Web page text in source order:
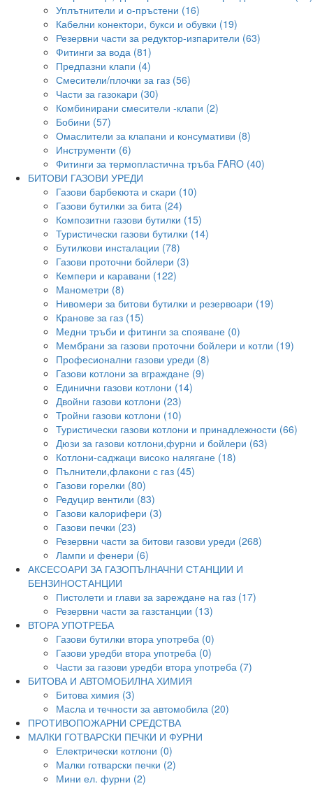
Уплътнители и о-пръстени (16)
Кабелни конектори, букси и обувки (19)
Резервни части за редуктор-изпарители (63)
Фитинги за вода (81)
Предпазни клапи (4)
Смесители/плочки за газ (56)
Части за газокари (30)
Комбинирани смесители -клапи (2)
Бобини (57)
Омаслители за клапани и консумативи (8)
Инструменти (6)
Фитинги за термопластична тръба FARO (40)
БИТОВИ ГАЗОВИ УРЕДИ
Газови барбекюта и скари (10)
Газови бутилки за бита (24)
Композитни газови бутилки (15)
Туристически газови бутилки (14)
Бутилкови инсталации (78)
Газови проточни бойлери (3)
Кемпери и каравани (122)
Манометри (8)
Нивомери за битови бутилки и резервоари (19)
Кранове за газ (15)
Медни тръби и фитинги за спояване (0)
Мембрани за газови проточни бойлери и котли (19)
Професионални газови уреди (8)
Газови котлони за вграждане (9)
Единични газови котлони (14)
Двойни газови котлони (23)
Тройни газови котлони (10)
Туристически газови котлони и принадлежности (66)
Дюзи за газови котлони,фурни и бойлери (63)
Котлони-саджаци високо налягане (18)
Пълнители,флакони с газ (45)
Газови горелки (80)
Редуцир вентили (83)
Газови калорифери (3)
Газови печки (23)
Резервни части за битови газови уреди (268)
Лампи и фенери (6)
АКСЕСОАРИ ЗА ГАЗОПЪЛНАЧНИ СТАНЦИИ И
БЕНЗИНОСТАНЦИИ
Пистолети и глави за зареждане на газ (17)
Резервни части за газстанции (13)
ВТОРА УПОТРЕБА
Газови бутилки втора употреба (0)
Газови уредби втора употреба (0)
Части за газови уредби втора употреба (7)
БИТОВА И АВТОМОБИЛНА ХИМИЯ
Битова химия (3)
Масла и течности за автомобила (20)
ПРОТИВОПОЖАРНИ СРЕДСТВА
МАЛКИ ГОТВАРСКИ ПЕЧКИ И ФУРНИ
Електрически котлони (0)
Малки готварски печки (2)
Мини ел. фурни (2)